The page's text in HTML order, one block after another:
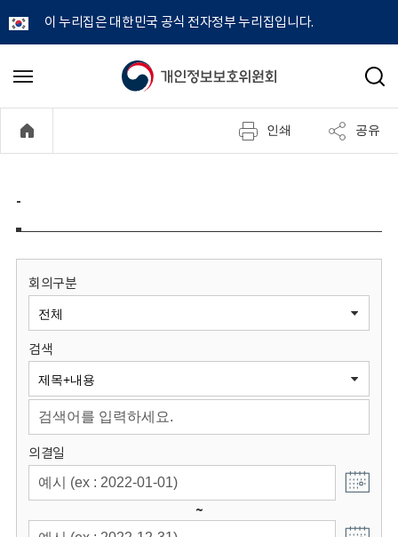
이 누리집은 대한민국 공식 전자정부 누리집입니다.
개
정
보
원
회
메
기
검
인쇄 공유
-
회의구분
검색
의결일
~